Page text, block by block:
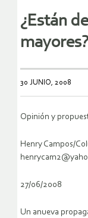
¿Están
mayores?
30 JUNIO, 2008
Opinión y
Henry Campos/
27/06/2008
Un anueva